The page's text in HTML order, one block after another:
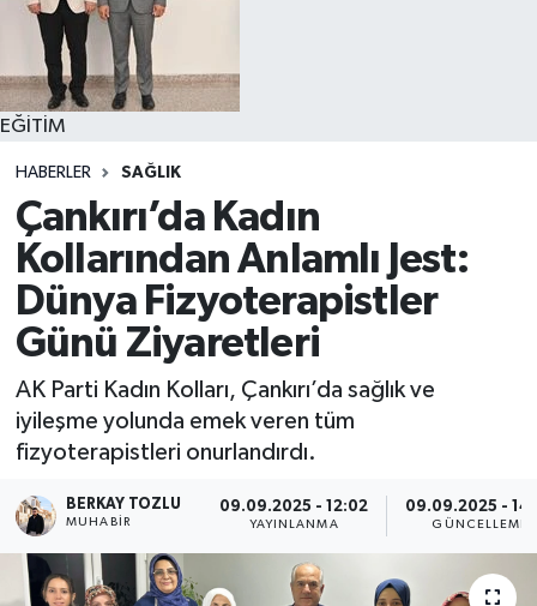
EĞİTİM
HABERLER SAĞLIK
Çankırı’da Kadın
Kollarından Anlamlı Jest:
Dünya Fizyoterapistler
Günü Ziyaretleri
AK Parti Kadın Kolları, Çankırı’da sağlık ve
iyileşme yolunda emek veren tüm
fizyoterapistleri onurlandırdı.
BERKAY TOZLU
MUHABIR
09.09.2025 - 12:02
YAYINLANMA
09.09.2025 -
GÜNCELLEME